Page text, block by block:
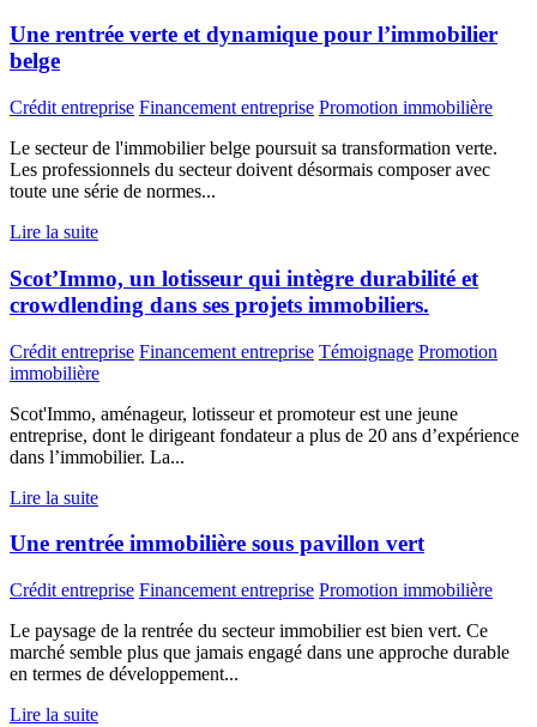
Une rentrée verte et dynamique pour l’immobilier
belge
Crédit entreprise Financement entreprise Promotion immobilière
Le secteur de l'immobilier belge poursuit sa transformation verte.
Les professionnels du secteur doivent désormais composer avec
toute une série de normes...
Lire la suite
Scot’Immo, un lotisseur qui intègre durabilité et
crowdlending dans ses projets immobiliers.
Crédit entreprise Financement entreprise Témoignage Promotion
immobilière
Scot'Immo, aménageur, lotisseur et promoteur est une jeune
entreprise, dont le dirigeant fondateur a plus de 20 ans d’expérience
dans l’immobilier. La...
Lire la suite
Une rentrée immobilière sous pavillon vert
Crédit entreprise Financement entreprise Promotion immobilière
Le paysage de la rentrée du secteur immobilier est bien vert. Ce
marché semble plus que jamais engagé dans une approche durable
en termes de développement...
Lire la suite